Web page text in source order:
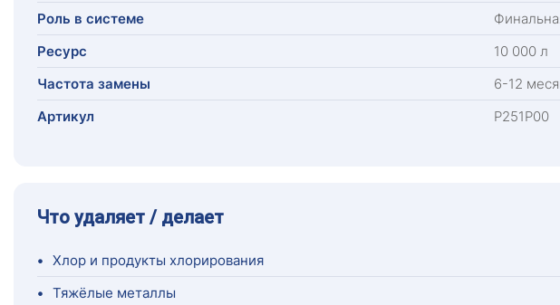
Роль в системе
Ресурс
10 000 л
Частота замены
6-12
Артикул
Р251Р00
Что удаляет / делает
• Хлор и продукты хлорирования
• Тяжёлые металлы